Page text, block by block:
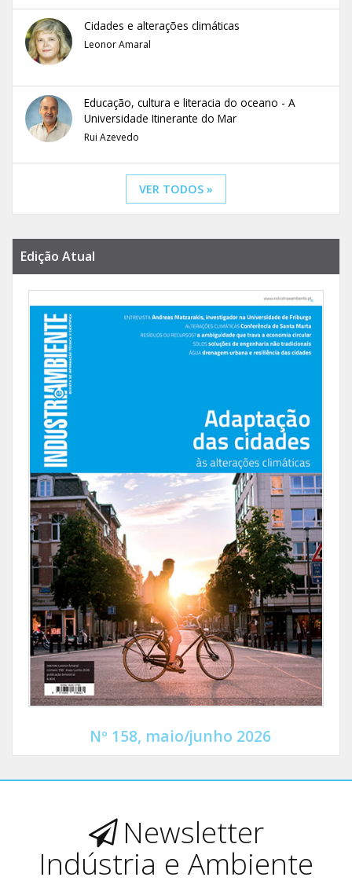
Cidades e alterações climáticas
Leonor Amaral
Educação, cultura e literacia do oceano - A
Universidade Itinerante do Mar
Rui Azevedo
VER TODOS »
Edição Atual
Nº 158, maio/junho 2026
Newsletter
Indústria e Ambiente